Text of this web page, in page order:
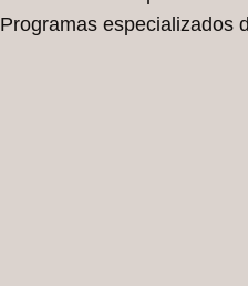
Programas especializados